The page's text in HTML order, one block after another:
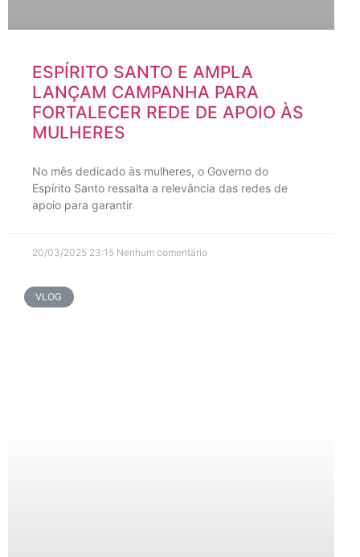
ESPÍRITO SANTO E AMPLA
LANÇAM CAMPANHA PARA
FORTALECER REDE DE APOIO ÀS
MULHERES
No mês dedicado às mulheres, o Governo do
Espírito Santo ressalta a relevância das redes de
apoio para garantir
20/03/2025 23:15 Nenhum comentário
VLOG